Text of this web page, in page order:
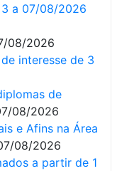
a 07/08/2026
08/2026
interesse de 3
de
08/2026
e Afins na Área
08/2026
a partir de 1